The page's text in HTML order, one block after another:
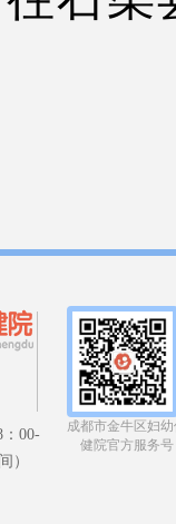
00-
）
成都市金牛区妇
健院官方服务号